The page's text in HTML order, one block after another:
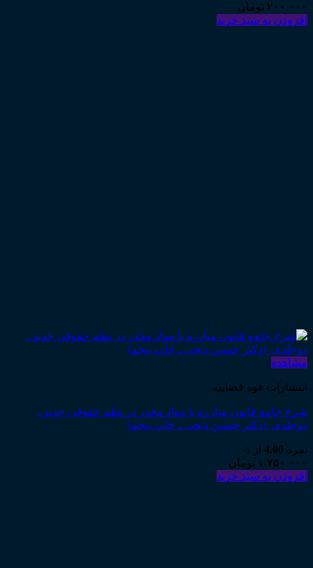
۲۰۰,۰۰۰ تومان
افزودن به سبد خرید
مشاهده
انتشارات قوه قضاییه
شرح جامع قانون مبارزه با مواد مخدر در نظم حقوقی جدید ـ
دوجلدی (دکتر حسین ذبحی ـ چاپ پنجم)
نمره 4.00 از 5
۱,۷۵۰,۰۰۰ تومان
افزودن به سبد خرید